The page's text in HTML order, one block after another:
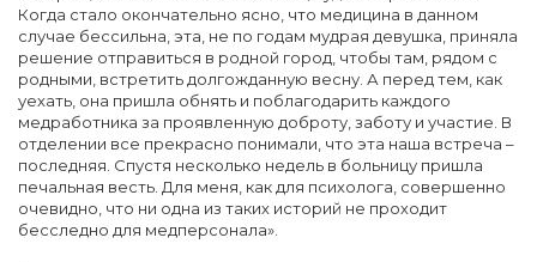
Когда стало окончательно ясно, что медицина в данном
случае бессильна, эта, не по годам мудрая девушка, приняла
решение отправиться в родной город, чтобы там, рядом с
родными, встретить долгожданную весну. А перед тем, как
уехать, она пришла обнять и поблагодарить каждого
медработника за проявленную доброту, заботу и участие. В
отделении все прекрасно понимали, что эта наша встреча –
последняя. Спустя несколько недель в больницу пришла
печальная весть. Для меня, как для психолога, совершенно
очевидно, что ни одна из таких историй не проходит
бесследно для медперсонала».